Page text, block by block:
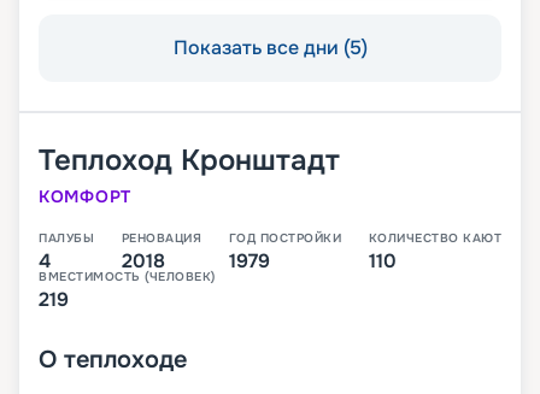
Показать все дни (5)
Теплоход Кронштадт
КОМФОРТ
ПАЛУБЫ
4
РЕНОВАЦИЯ
2018
ГОД ПОСТРОЙКИ
1979
КОЛИЧЕСТВО КАЮТ
110
ВМЕСТИМОСТЬ (ЧЕЛОВЕК)
219
О теплоходе